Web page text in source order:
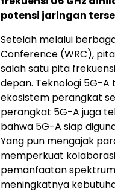
potensi jaringan
Setelah melalui
Conference (WRC),
salah satu pita
depan. Teknologi 5G-A
ekosistem perangkat
perangkat 5G-A juga
bahwa 5G-A siap
Yang pun mengajak
memperkuat
pemanfaatan
meningkatnya